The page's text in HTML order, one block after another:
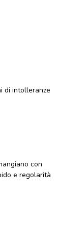
di intolleranze
con
e regolarità